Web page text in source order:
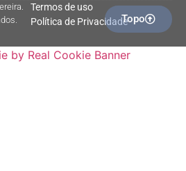
Termos de uso
Política de PrivacidadeTopo
by Real Cookie Banner